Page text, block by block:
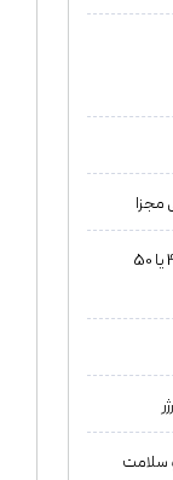
مجزا
باتری 3 سلولی با ظرفیت 42 یا 50
سلامت